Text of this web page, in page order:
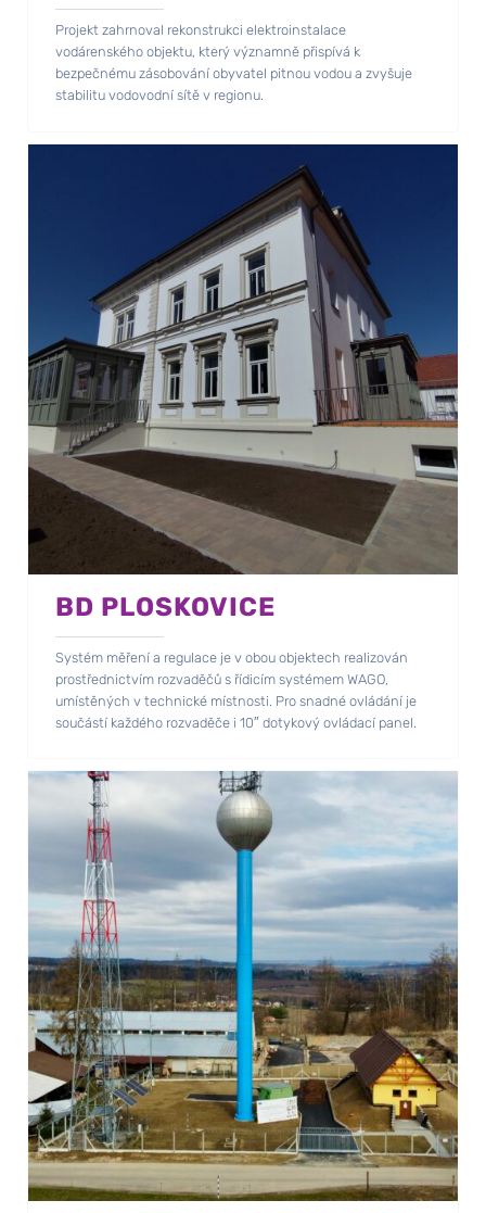
Projekt zahrnoval rekonstrukci elektroinstalace
vodárenského objektu, který významně přispívá k
bezpečnému zásobování obyvatel pitnou vodou a zvyšuje
stabilitu vodovodní sítě v regionu.
BD PLOSKOVICE
Systém měření a regulace je v obou objektech realizován
prostřednictvím rozvaděčů s řídicím systémem WAGO,
umístěných v technické místnosti. Pro snadné ovládání je
součástí každého rozvaděče i 10″ dotykový ovládací panel.